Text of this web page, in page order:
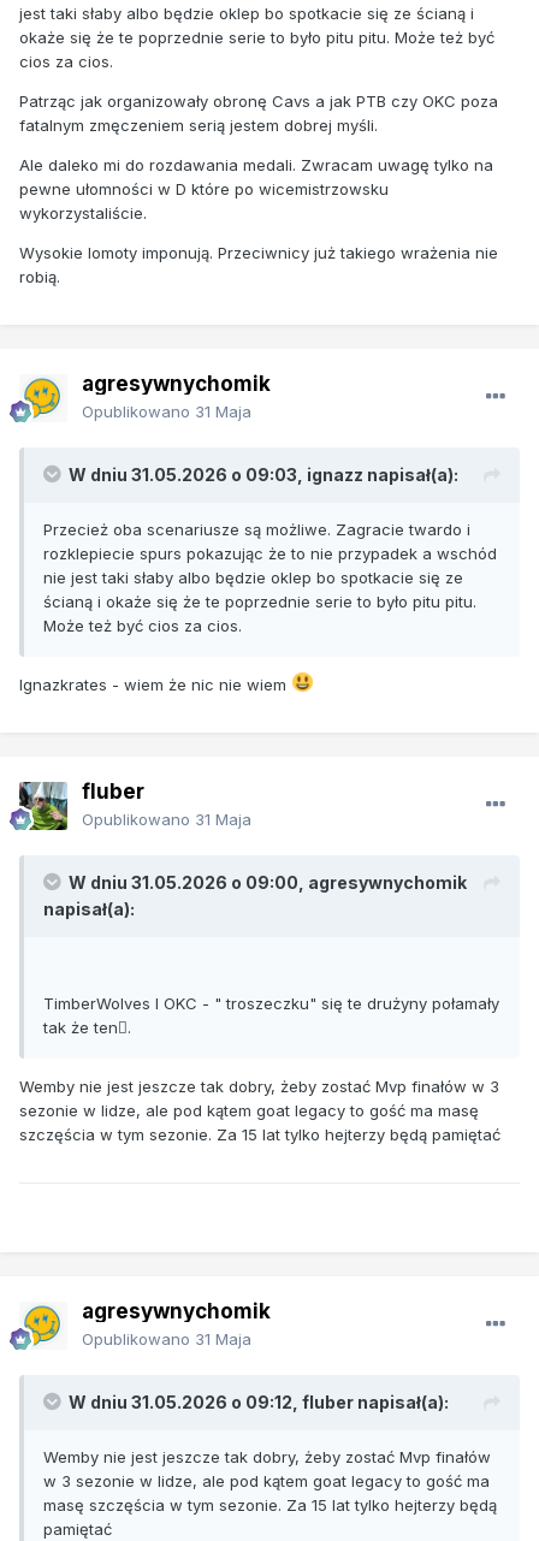
jest taki słaby albo będzie oklep bo spotkacie się ze ścianą i
okaże się że te poprzednie serie to było pitu pitu. Może też być
cios za cios.
Patrząc jak organizowały obronę Cavs a jak PTB czy OKC poza
fatalnym zmęczeniem serią jestem dobrej myśli.
Ale daleko mi do rozdawania medali. Zwracam uwagę tylko na
pewne ułomności w D które po wicemistrzowsku
wykorzystaliście.
Wysokie lomoty imponują. Przeciwnicy już takiego wrażenia nie
robią.
agresywnychomik
Opublikowano 31 Maja
W dniu 31.05.2026 o 09:03, ignazz napisał(a):
Przecież oba scenariusze są możliwe. Zagracie twardo i
rozklepiecie spurs pokazując że to nie przypadek a wschód
nie jest taki słaby albo będzie oklep bo spotkacie się ze
ścianą i okaże się że te poprzednie serie to było pitu pitu.
Może też być cios za cios.
Ignazkrates - wiem że nic nie wiem
fluber
Opublikowano 31 Maja
W dniu 31.05.2026 o 09:00, agresywnychomik
napisał(a):
TimberWolves I OKC - " troszeczku" się te drużyny połamały
tak że ten🫪.
Wemby nie jest jeszcze tak dobry, żeby zostać Mvp finałów w 3
sezonie w lidze, ale pod kątem goat legacy to gość ma masę
szczęścia w tym sezonie. Za 15 lat tylko hejterzy będą pamiętać
agresywnychomik
Opublikowano 31 Maja
W dniu 31.05.2026 o 09:12, fluber napisał(a):
Wemby nie jest jeszcze tak dobry, żeby zostać Mvp finałów
w 3 sezonie w lidze, ale pod kątem goat legacy to gość ma
masę szczęścia w tym sezonie. Za 15 lat tylko hejterzy będą
pamiętać